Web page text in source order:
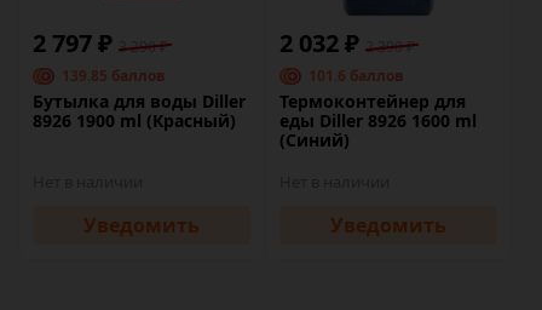
2 797 ₽ 3 290 ₽
139.85 баллов
Бутылка для воды Diller
8926 1900 ml (Красный)
Уведомить
2 032 ₽ 2 390 ₽
101.6 баллов
Термоконтейнер для
еды Diller 8926 1600 ml
(Синий)
Уведомить